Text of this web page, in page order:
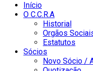
Início
O C.C.R.A
Historial
Orgãos
Estatutos
Sócios
Novo Sócio /